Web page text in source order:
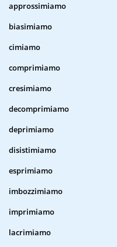
approssimiamo
biasimiamo
cimiamo
comprimiamo
cresimiamo
decomprimiamo
deprimiamo
disistimiamo
esprimiamo
imbozzimiamo
imprimiamo
lacrimiamo